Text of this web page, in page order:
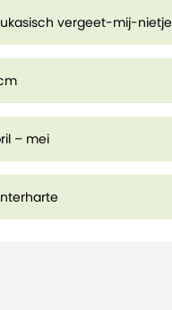
vergeet-mij-nietje
– mei